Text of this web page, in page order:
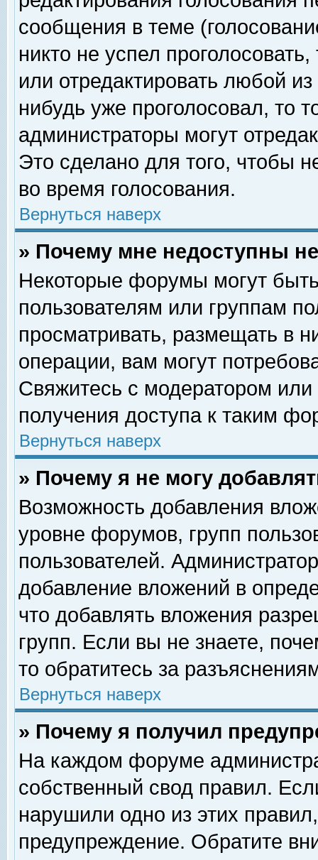
сообщения в теме
никто не успел
или отредактировать любой
нибудь уже проголосовал, то
администраторы могут
Это сделано для того, чтобы
во время голосования.
Вернуться наверх
» Почему мне недоступны
Некоторые форумы могут
пользователям или группам
просматривать, размещать в
операции, вам могут
Свяжитесь с модератором
получения доступа к таким
Вернуться наверх
» Почему я не могу
Возможность добавления
уровне форумов, групп
пользователей.
добавление вложений в
что добавлять вложения
групп. Если вы не знаете,
то обратитесь за
Вернуться наверх
» Почему я получил
На каждом форуме
собственный свод правил.
нарушили одно из этих
предупреждение. Обратите